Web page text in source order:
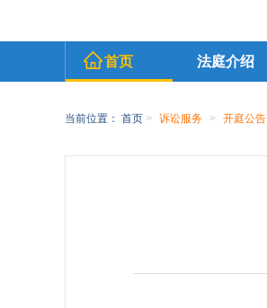
首页 法庭介绍
当前位置： 首页 > 诉讼服务 > 开庭公告